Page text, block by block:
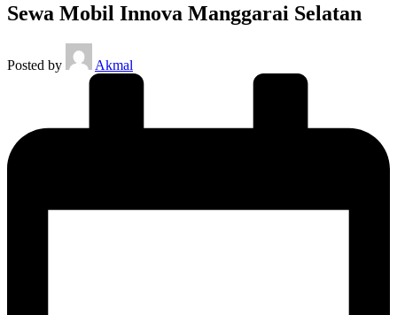
Sewa Mobil Innova Manggarai Selatan
Posted by Akmal